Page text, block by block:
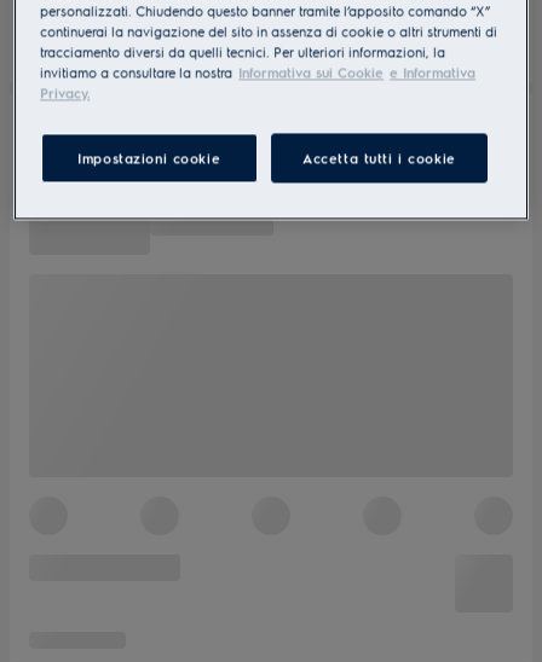
personalizzati. Chiudendo questo banner tramite l’apposito comando “X”
continuerai la navigazione del sito in assenza di cookie o altri strumenti di
tracciamento diversi da quelli tecnici. Per ulteriori informazioni, la
invitiamo a consultare la nostra Informativa sui Cookie e Informativa
Privacy.
Impostazioni cookie Accetta tutti i cookie